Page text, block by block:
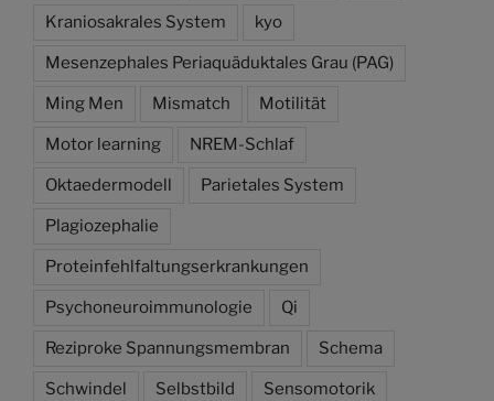
Kraniosakrales System kyo
Mesenzephales Periaquäduktales Grau (PAG)
Ming Men Mismatch Motilität
Motor learning NREM-Schlaf
Oktaedermodell Parietales System
Plagiozephalie
Proteinfehlfaltungserkrankungen
Psychoneuroimmunologie Qi
Reziproke Spannungsmembran Schema
Schwindel Selbstbild Sensomotorik